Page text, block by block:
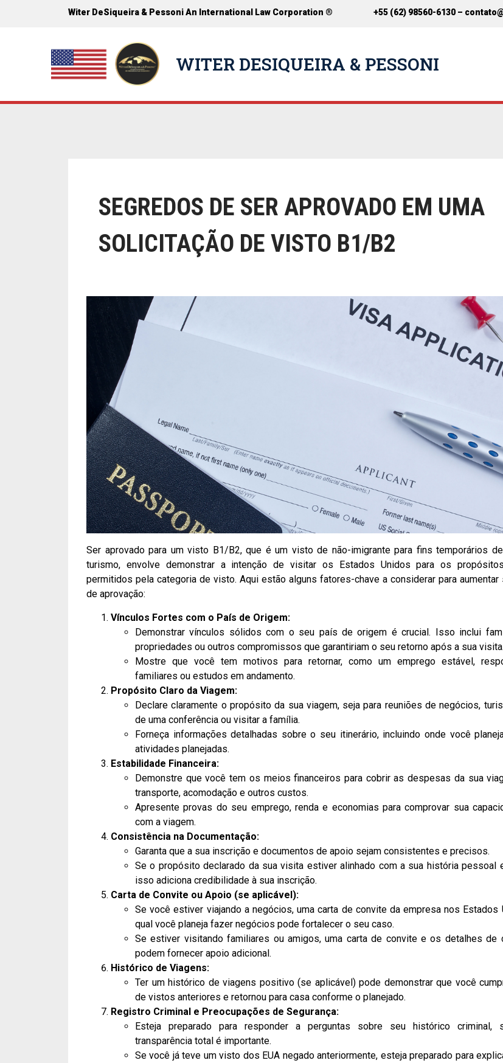
Witer DeSiqueira & Pessoni An International Law Corporation ® +55 (62) 98560-6130 –
WITER DESIQUEIRA & PESSONI
SEGREDOS DE SER APROVADO EM UMA
SOLICITAÇÃO DE VISTO B1/B2
Ser aprovado para um visto B1/B2, que é um visto de não-imigrante para fins temporários
turismo, envolve demonstrar a intenção de visitar os Estados Unidos para os
permitidos pela categoria de visto. Aqui estão alguns fatores-chave a considerar para aumentar
de aprovação:
Vínculos Fortes com o País de Origem:
Demonstrar vínculos sólidos com o seu país de origem é crucial. Isso inclui
propriedades ou outros compromissos que garantiriam o seu retorno após a sua visita.
Mostre que você tem motivos para retornar, como um emprego estável,
familiares ou estudos em andamento.
Propósito Claro da Viagem:
Declare claramente o propósito da sua viagem, seja para reuniões de negócios,
de uma conferência ou visitar a família.
Forneça informações detalhadas sobre o seu itinerário, incluindo onde você
atividades planejadas.
Estabilidade Financeira:
Demonstre que você tem os meios financeiros para cobrir as despesas da sua
transporte, acomodação e outros custos.
Apresente provas do seu emprego, renda e economias para comprovar sua
com a viagem.
Consistência na Documentação:
Garanta que a sua inscrição e documentos de apoio sejam consistentes e precisos.
Se o propósito declarado da sua visita estiver alinhado com a sua história pessoal
isso adiciona credibilidade à sua inscrição.
Carta de Convite ou Apoio (se aplicável):
Se você estiver viajando a negócios, uma carta de convite da empresa nos Estados
qual você planeja fazer negócios pode fortalecer o seu caso.
Se estiver visitando familiares ou amigos, uma carta de convite e os detalhes de
podem fornecer apoio adicional.
Histórico de Viagens:
Ter um histórico de viagens positivo (se aplicável) pode demonstrar que você
de vistos anteriores e retornou para casa conforme o planejado.
Registro Criminal e Preocupações de Segurança:
Esteja preparado para responder a perguntas sobre seu histórico criminal,
transparência total é importante.
Se você já teve um visto dos EUA negado anteriormente, esteja preparado para